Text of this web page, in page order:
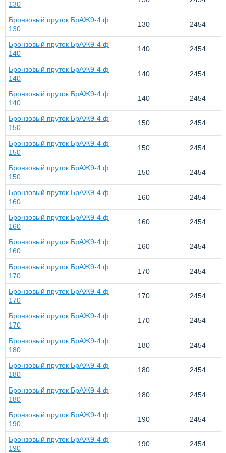
130
Бронзовый пруток БрАЖ9-4 ф
130
130 2454
Бронзовый пруток БрАЖ9-4 ф
140
140 2454
Бронзовый пруток БрАЖ9-4 ф
140
140 2454
Бронзовый пруток БрАЖ9-4 ф
140
140 2454
Бронзовый пруток БрАЖ9-4 ф
150
150 2454
Бронзовый пруток БрАЖ9-4 ф
150
150 2454
Бронзовый пруток БрАЖ9-4 ф
150
150 2454
Бронзовый пруток БрАЖ9-4 ф
160
160 2454
Бронзовый пруток БрАЖ9-4 ф
160
160 2454
Бронзовый пруток БрАЖ9-4 ф
160
160 2454
Бронзовый пруток БрАЖ9-4 ф
170
170 2454
Бронзовый пруток БрАЖ9-4 ф
170
170 2454
Бронзовый пруток БрАЖ9-4 ф
170
170 2454
Бронзовый пруток БрАЖ9-4 ф
180
180 2454
Бронзовый пруток БрАЖ9-4 ф
180
180 2454
Бронзовый пруток БрАЖ9-4 ф
180
180 2454
Бронзовый пруток БрАЖ9-4 ф
190
190 2454
Бронзовый пруток БрАЖ9-4 ф
190
190 2454